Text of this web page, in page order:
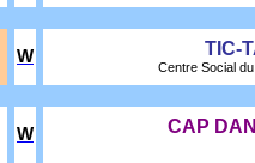
W TIC-
Centre Social
W CAP